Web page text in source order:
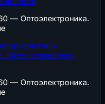
— Оптоэлектроника.
Метод измерения
— Оптоэлектроника.